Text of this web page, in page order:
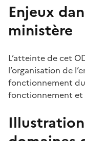
Enjeux
ministère
L’atteinte de cet
l’organisation de
fonctionnement
fonctionnement et